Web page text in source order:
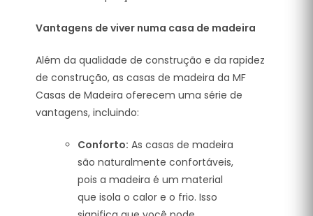
Vantagens de viver numa casa de madeira
Além da qualidade de construção e da rapidez
de construção, as casas de madeira da MF
Casas de Madeira oferecem uma série de
vantagens, incluindo:
Conforto: As casas de madeira
são naturalmente confortáveis,
pois a madeira é um material
que isola o calor e o frio. Isso